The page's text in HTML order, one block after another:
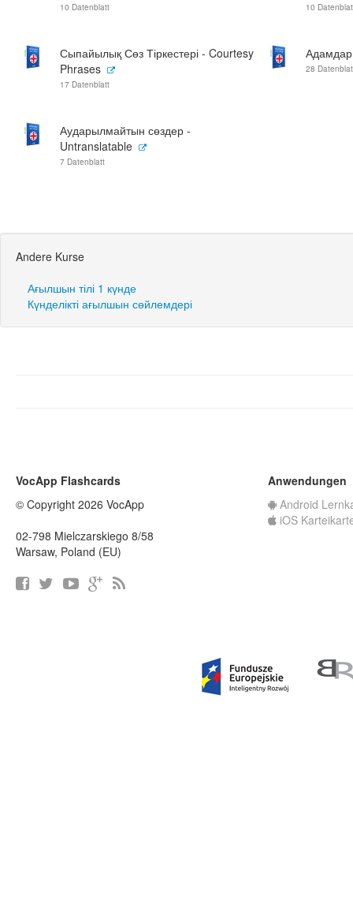
10 Datenblatt 10
Сыпайылық Сөз Тіркестері - Courtesy
Phrases
17 Datenblatt
28
Аударылмайтын сөздер -
Untranslatable
7 Datenblatt
Andere Kurse
Ағылшын тілі 1 күнде
Күнделікті ағылшын сөйлемдері
VocApp Flashcards
© Copyright 2026 VocApp
02-798 Mielczarskiego 8/58
Warsaw, Poland (EU)
Anwendungen
Android
iOS